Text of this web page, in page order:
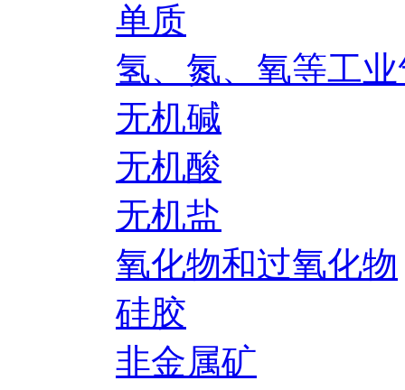
单质
氢、氮、氧等工
无机碱
无机酸
无机盐
氧化物和过氧化物
硅胶
非金属矿